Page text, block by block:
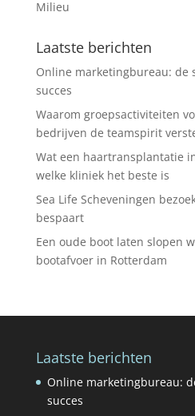
Milieu
Laatste berichten
Online marketingbureau: de
succes
Waarom groepsactiviteiten
bedrijven de teamspirit
Wat een haartransplantatie
welke kliniek het beste is
Sea Life Scheveningen
bespaart
Een oude boot laten slopen
bootafvoer in Rotterdam
Laatste berichten
Online marketingbureau:
succes